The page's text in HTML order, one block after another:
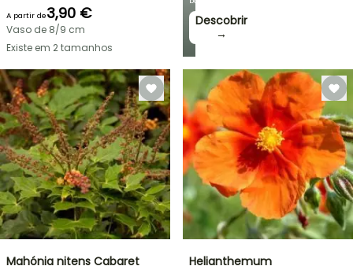
Descobrir
→
A partir de3,90 €
Vaso de 8/9 cm
Existe em 2 tamanhos
Mahónia nitens Cabaret
Helianthemum